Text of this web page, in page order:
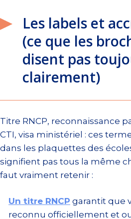
Les labels et
(ce que les
disent pas
clairement)
Titre RNCP, reconnaissance
CTI, visa ministériel : ces
dans les plaquettes des
signifient pas tous la même
faut vraiment retenir :
Un titre RNCP garantit que
reconnu officiellement et